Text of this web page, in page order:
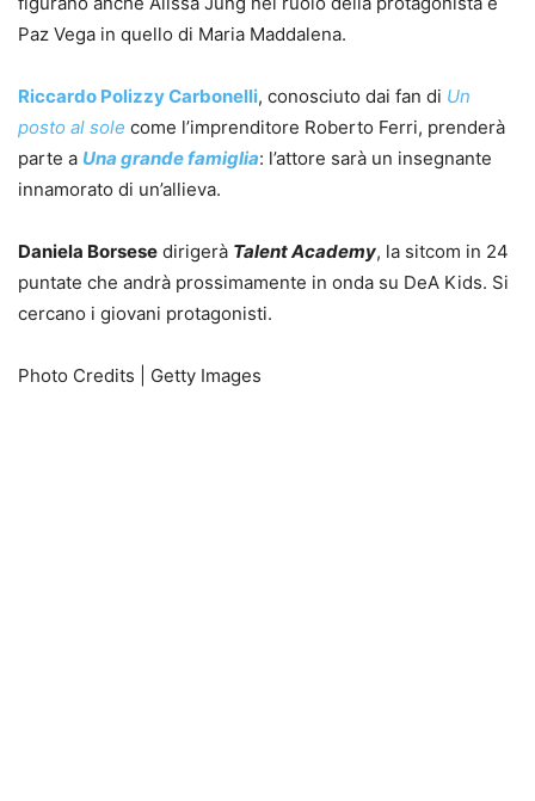
Paz Vega in quello di Maria Maddalena.
Riccardo Polizzy Carbonelli, conosciuto dai fan di Un
posto al sole come l’imprenditore Roberto Ferri, prenderà
parte a Una grande famiglia: l’attore sarà un insegnante
innamorato di un’allieva.
Daniela Borsese dirigerà Talent Academy, la sitcom in 24
puntate che andrà prossimamente in onda su DeA Kids. Si
cercano i giovani protagonisti.
Photo Credits | Getty Images